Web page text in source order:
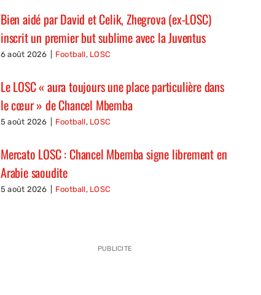
Bien aidé par David et Celik, Zhegrova (ex-LOSC)
inscrit un premier but sublime avec la Juventus
6 août 2026 Football, LOSC
Le LOSC « aura toujours une place particulière dans
le cœur » de Chancel Mbemba
5 août 2026 Football, LOSC
Mercato LOSC : Chancel Mbemba signe librement en
Arabie saoudite
5 août 2026 Football, LOSC
PUBLICITE